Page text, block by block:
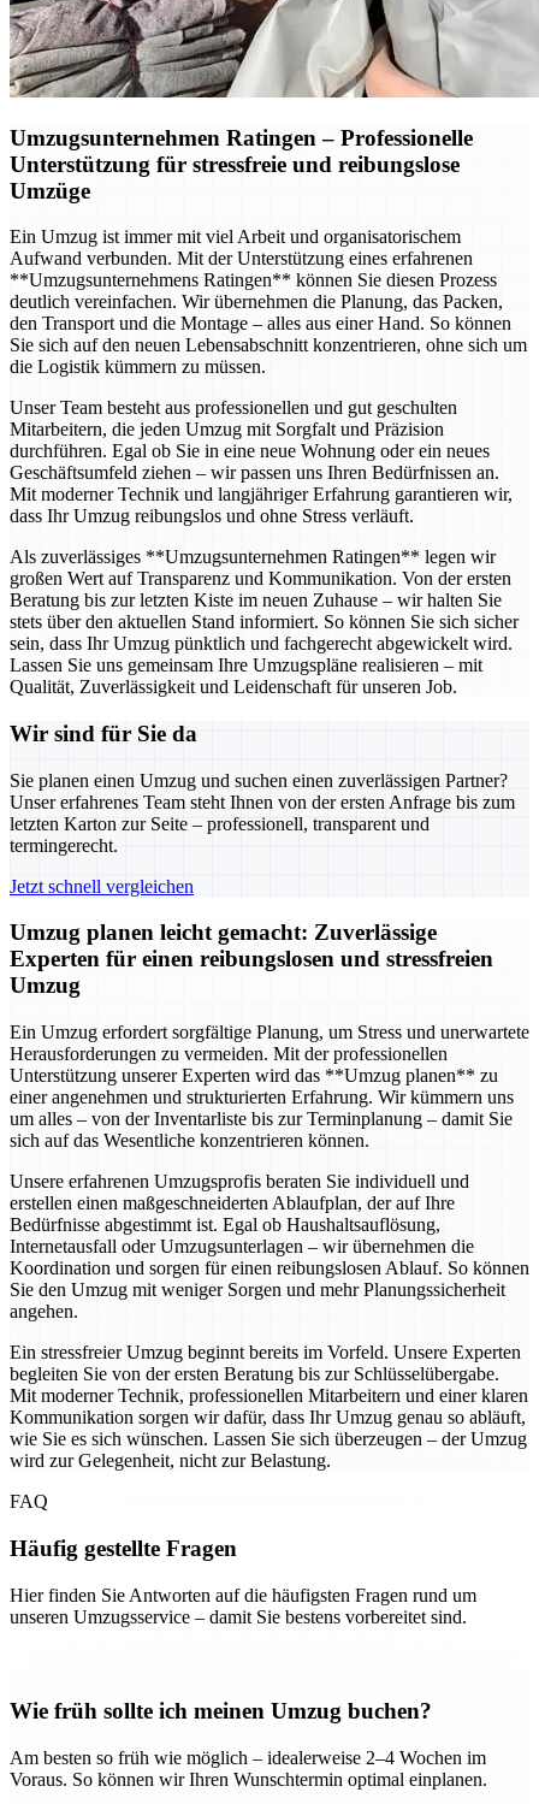
Umzugsunternehmen Ratingen – Professionelle
Unterstützung für stressfreie und reibungslose
Umzüge
Ein Umzug ist immer mit viel Arbeit und organisatorischem
Aufwand verbunden. Mit der Unterstützung eines erfahrenen
**Umzugsunternehmens Ratingen** können Sie diesen Prozess
deutlich vereinfachen. Wir übernehmen die Planung, das Packen,
den Transport und die Montage – alles aus einer Hand. So können
Sie sich auf den neuen Lebensabschnitt konzentrieren, ohne sich um
die Logistik kümmern zu müssen.
Unser Team besteht aus professionellen und gut geschulten
Mitarbeitern, die jeden Umzug mit Sorgfalt und Präzision
durchführen. Egal ob Sie in eine neue Wohnung oder ein neues
Geschäftsumfeld ziehen – wir passen uns Ihren Bedürfnissen an.
Mit moderner Technik und langjähriger Erfahrung garantieren wir,
dass Ihr Umzug reibungslos und ohne Stress verläuft.
Als zuverlässiges **Umzugsunternehmen Ratingen** legen wir
großen Wert auf Transparenz und Kommunikation. Von der ersten
Beratung bis zur letzten Kiste im neuen Zuhause – wir halten Sie
stets über den aktuellen Stand informiert. So können Sie sich sicher
sein, dass Ihr Umzug pünktlich und fachgerecht abgewickelt wird.
Lassen Sie uns gemeinsam Ihre Umzugspläne realisieren – mit
Qualität, Zuverlässigkeit und Leidenschaft für unseren Job.
Wir sind für Sie da
Sie planen einen Umzug und suchen einen zuverlässigen Partner?
Unser erfahrenes Team steht Ihnen von der ersten Anfrage bis zum
letzten Karton zur Seite – professionell, transparent und
termingerecht.
Jetzt schnell vergleichen
Umzug planen leicht gemacht: Zuverlässige
Experten für einen reibungslosen und stressfreien
Umzug
Ein Umzug erfordert sorgfältige Planung, um Stress und unerwartete
Herausforderungen zu vermeiden. Mit der professionellen
Unterstützung unserer Experten wird das **Umzug planen** zu
einer angenehmen und strukturierten Erfahrung. Wir kümmern uns
um alles – von der Inventarliste bis zur Terminplanung – damit Sie
sich auf das Wesentliche konzentrieren können.
Unsere erfahrenen Umzugsprofis beraten Sie individuell und
erstellen einen maßgeschneiderten Ablaufplan, der auf Ihre
Bedürfnisse abgestimmt ist. Egal ob Haushaltsauflösung,
Internetausfall oder Umzugsunterlagen – wir übernehmen die
Koordination und sorgen für einen reibungslosen Ablauf. So können
Sie den Umzug mit weniger Sorgen und mehr Planungssicherheit
angehen.
Ein stressfreier Umzug beginnt bereits im Vorfeld. Unsere Experten
begleiten Sie von der ersten Beratung bis zur Schlüsselübergabe.
Mit moderner Technik, professionellen Mitarbeitern und einer klaren
Kommunikation sorgen wir dafür, dass Ihr Umzug genau so abläuft,
wie Sie es sich wünschen. Lassen Sie sich überzeugen – der Umzug
wird zur Gelegenheit, nicht zur Belastung.
FAQ
Häufig gestellte Fragen
Hier finden Sie Antworten auf die häufigsten Fragen rund um
unseren Umzugsservice – damit Sie bestens vorbereitet sind.
Wie früh sollte ich meinen Umzug buchen?
Am besten so früh wie möglich – idealerweise 2–4 Wochen im
Voraus. So können wir Ihren Wunschtermin optimal einplanen.